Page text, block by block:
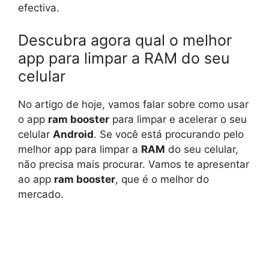
efectiva.
Descubra agora qual o melhor
app para limpar a RAM do seu
celular
No artigo de hoje, vamos falar sobre como usar
o app ram booster para limpar e acelerar o seu
celular Android. Se você está procurando pelo
melhor app para limpar a RAM do seu celular,
não precisa mais procurar. Vamos te apresentar
ao app ram booster, que é o melhor do
mercado.